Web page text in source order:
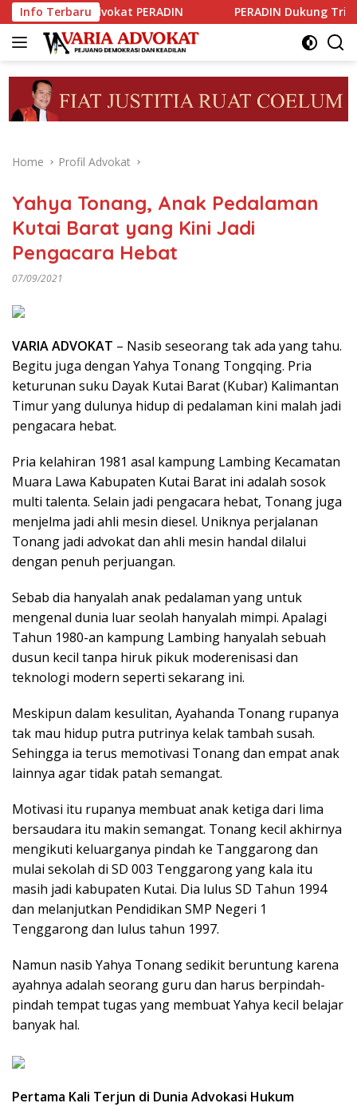
Skip
to
content
Info Terbaru
PERADIN PERADIN Dukung Tribrata Polri
Home Profil Advokat
Yahya Tonang, Anak Pedalaman
Kutai Barat yang Kini Jadi
Pengacara Hebat
07/09/2021
VARIA ADVOKAT – Nasib seseorang tak ada yang tahu.
Begitu juga dengan Yahya Tonang Tongqing. Pria
keturunan suku Dayak Kutai Barat (Kubar) Kalimantan
Timur yang dulunya hidup di pedalaman kini malah jadi
pengacara hebat.
Pria kelahiran 1981 asal kampung Lambing Kecamatan
Muara Lawa Kabupaten Kutai Barat ini adalah sosok
multi talenta. Selain jadi pengacara hebat, Tonang juga
menjelma jadi ahli mesin diesel. Uniknya perjalanan
Tonang jadi advokat dan ahli mesin handal dilalui
dengan penuh perjuangan.
Sebab dia hanyalah anak pedalaman yang untuk
mengenal dunia luar seolah hanyalah mimpi. Apalagi
Tahun 1980-an kampung Lambing hanyalah sebuah
dusun kecil tanpa hiruk pikuk moderenisasi dan
teknologi modern seperti sekarang ini.
Meskipun dalam kesulitan, Ayahanda Tonang rupanya
tak mau hidup putra putrinya kelak tambah susah.
Sehingga ia terus memotivasi Tonang dan empat anak
lainnya agar tidak patah semangat.
Motivasi itu rupanya membuat anak ketiga dari lima
bersaudara itu makin semangat. Tonang kecil akhirnya
mengikuti keluarganya pindah ke Tanggarong dan
mulai sekolah di SD 003 Tenggarong yang kala itu
masih jadi kabupaten Kutai. Dia lulus SD Tahun 1994
dan melanjutkan Pendidikan SMP Negeri 1
Tenggarong dan lulus tahun 1997.
Namun nasib Yahya Tonang sedikit beruntung karena
ayahnya adalah seorang guru dan harus berpindah-
pindah tempat tugas yang membuat Yahya kecil belajar
banyak hal.
Pertama Kali Terjun di Dunia Advokasi Hukum